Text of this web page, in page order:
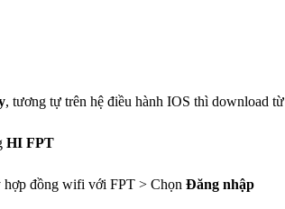
, tương tự trên hệ điều hành IOS thì download từ
HI FPT
hợp đồng wifi với FPT > Chọn Đăng nhập